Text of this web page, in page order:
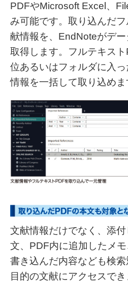
PDFやMicrosoft Excel、
み可能です。取り込んだ
献情報を、EndNoteがデ
取得します。フルテキス
位あるいはフォルダに入
情報を一括して取り込めま
文献情報だけでなく、添
文、PDF内に追加したメ
書き込んだ内容なども検
目的の文献にアクセスで